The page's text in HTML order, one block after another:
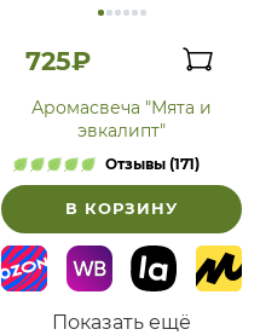
725₽
Аромасвеча "Мята и
эвкалипт"
Отзывы (171)
В КОРЗИНУ
Показать ещё